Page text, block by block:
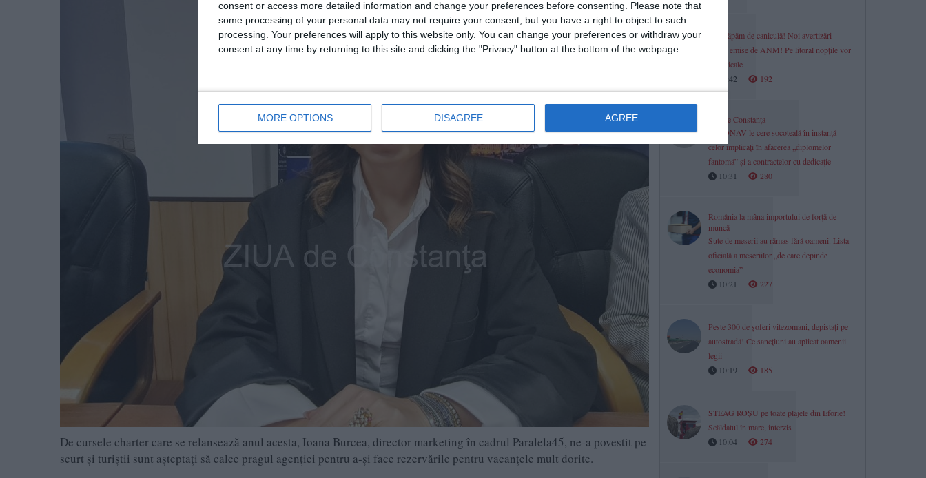
consent or access more detailed information and change your preferences before consenting.
Please note that
some processing of your personal data may not require your consent, but you have a right to object to such
processing. Your preferences will apply to this website only. You can change your preferences or withdraw your
consent at any time by returning to this site and clicking the "Privacy" button at the bottom of the webpage.
MORE OPTIONS DISAGREE AGREE
De cursele charter care se relansează anul acesta, Ioana Burcea, director marketing în cadrul Paralela45, ne-a povestit pe
scurt și turiștii sunt așteptați să calce pragul agenției pentru a-și face rezervările pentru vacanțele mult dorite.
Nu scăpăm de caniculă! Noi avertizări
meteo emise de ANM! Pe litoral nopțile vor
fi tropicale
10:42
192
Justiție Constanța
CERONAV le cere socoteală în instanță
celor implicați în afacerea „diplomelor
fantomă” și a contractelor cu dedicație
10:31
280
România la mâna importului de forță de
muncă
Sute de meserii au rămas fără oameni. Lista
oficială a meseriilor „de care depinde
economia”
10:21
227
Peste 300 de șoferi vitezomani, depistați pe
autostradă! Ce sancțiuni au aplicat oamenii
legii
10:19
185
STEAG ROȘU pe toate plajele din Eforie!
Scăldatul în mare, interzis
10:04
274